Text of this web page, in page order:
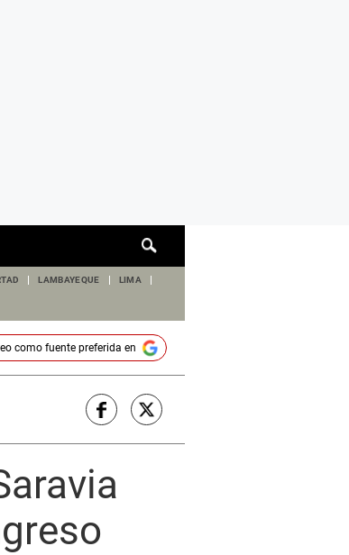
de
LAMBAYEQUE LIMA
como fuente preferida en